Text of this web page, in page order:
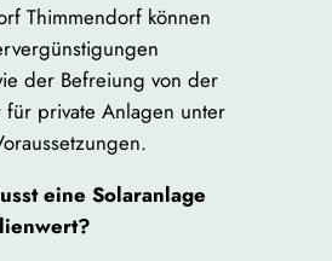
Thimmendorf können
der Befreiung von der
für private Anlagen unter
eine Solaranlage